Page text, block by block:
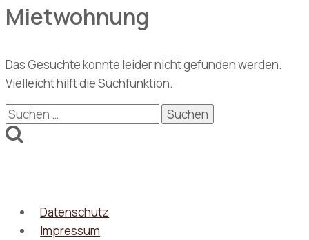
Mietwohnung
Das Gesuchte konnte leider nicht gefunden werden.
Vielleicht hilft die Suchfunktion.
Suchen
nach:
Datenschutz
Impressum